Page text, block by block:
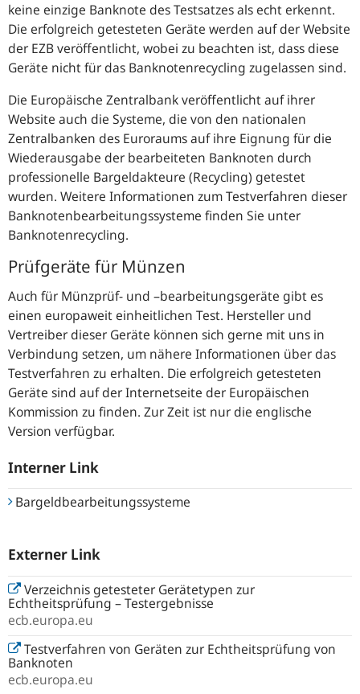
keine einzige Banknote des Testsatzes als echt erkennt.
Die erfolgreich getesteten Geräte werden auf der Website
der EZBveröffentlicht, wobei zu beachten ist, dass diese
Geräte nicht für das Banknotenrecycling zugelassen sind.
Die Europäische Zentralbank veröffentlicht auf ihrer
Website auch die Systeme, die von den nationalen
Zentralbanken des Euroraums auf ihre Eignung für die
Wiederausgabe der bearbeiteten Banknoten durch
professionelle Bargeldakteure (Recycling) getestet
wurden. Weitere Informationen zum Testverfahren dieser
Banknotenbearbeitungssysteme finden Sie unter
Banknotenrecycling.
Prüfgeräte für Münzen
Auch für Münzprüf- und –bearbeitungsgeräte gibt es
einen europaweit einheitlichen Test. Hersteller und
Vertreiber dieser Geräte können sich gerne mit uns in
Verbindung setzen, um nähere Informationen über das
Testverfahren zu erhalten. Die erfolgreich getesteten
Geräte sind auf der Internetseite der Europäischen
Kommission zu finden. Zur Zeit ist nur die englische
Version verfügbar.
Interner Link
Bargeldbearbeitungssysteme
Externer Link
Verzeichnis getesteter Gerätetypen zur
Echtheitsprüfung – Testergebnisse
ecb.europa.eu
Testverfahren von Geräten zur Echtheitsprüfung von
Banknoten
ecb.europa.eu